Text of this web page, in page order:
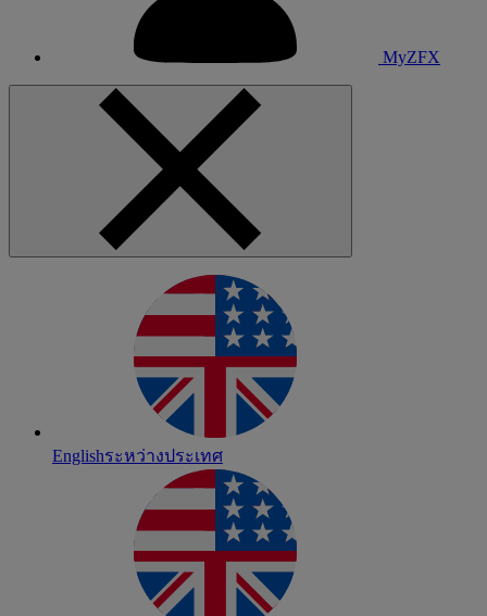
MyZFX
Englishระหว่างประเทศ